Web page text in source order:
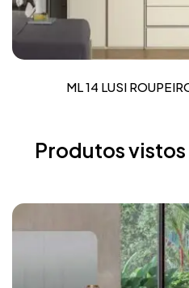
ML 14 LUSI
Produtos